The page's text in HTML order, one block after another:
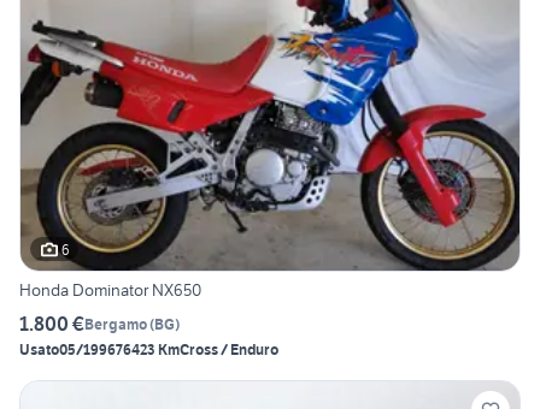
6
Honda Dominator NX650
1.800 €Bergamo(BG)
Usato05/199676423 KmCross / Enduro